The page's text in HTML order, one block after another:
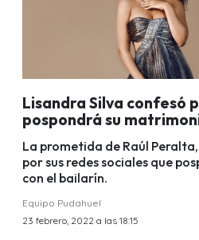
Lisandra Silva confesó
pospondrá su
La prometida de Raúl
por sus redes sociales que
con el bailarín.
Equipo Pudahuel
23 febrero, 2022 a las 18:15